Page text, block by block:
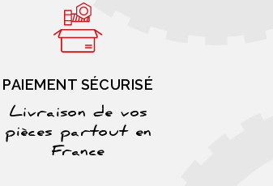
PAIEMENT SÉCURISÉ
Livraison de vos
pièces partout en
France